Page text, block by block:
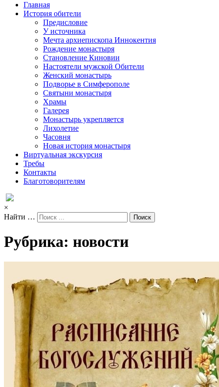
Главная
История обители
Предисловие
У источника
Мечта архиепископа Иннокентия
Рождение монастыря
Становление Киновии
Настоятели мужской Обители
Женский монастырь
Подворье в Симферополе
Святыни монастыря
Храмы
Галерея
Монастырь укрепляется
Лихолетие
Часовня
Новая история монастыря
Виртуальная экскурсия
Требы
Контакты
Благотоворителям
×
Найти …
Рубрика: новости